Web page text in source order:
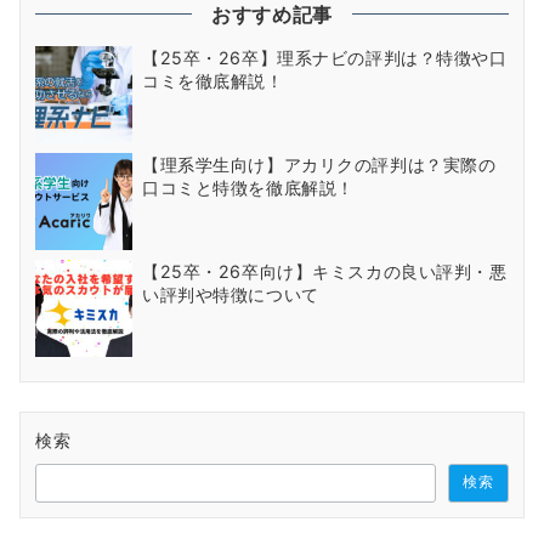
おすすめ記事
【25卒・26卒】理系ナビの評判は？特徴や口
コミを徹底解説！
【理系学生向け】アカリクの評判は？実際の
口コミと特徴を徹底解説！
【25卒・26卒向け】キミスカの良い評判・悪
い評判や特徴について
検索
検索